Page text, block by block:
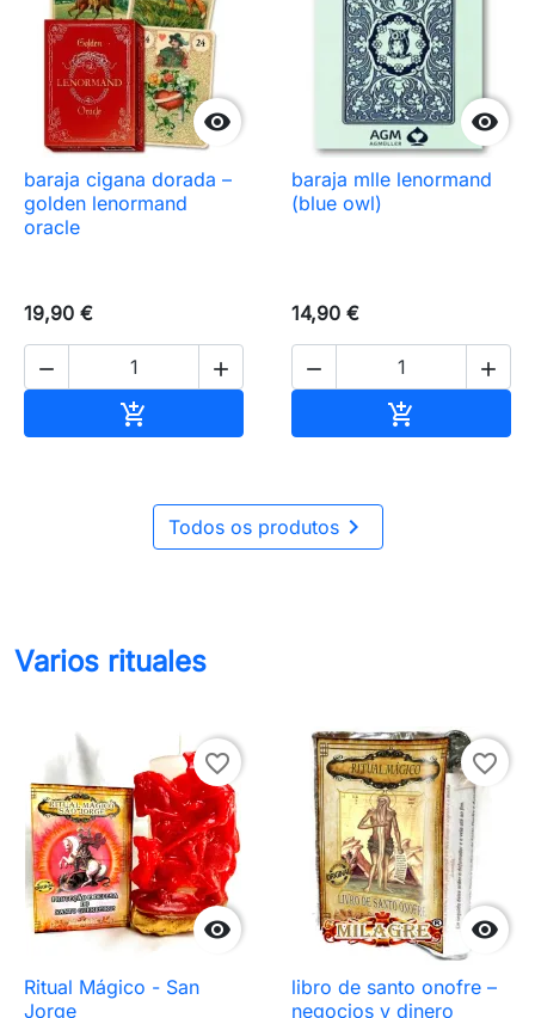

baraja cigana dorada –
golden lenormand
oracle
19,90 €
 


baraja mlle lenormand
(blue owl)
14,90 €
 

Todos os produtos
Varios rituales

favorite_border
Ritual Mágico - San
Jorge

favorite_border
libro de santo onofre –
negocios y dinero